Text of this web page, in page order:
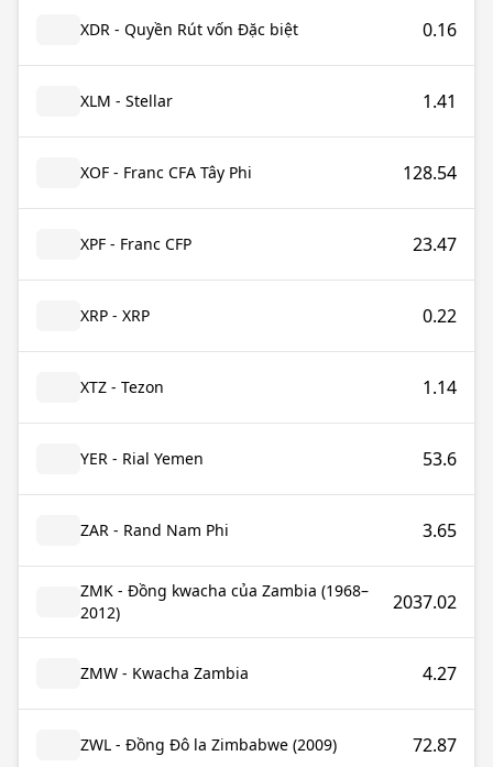
XDR - Quyền Rút vốn Đặc biệt 0.16
XLM - Stellar 1.41
XOF - Franc CFA Tây Phi 128.54
XPF - Franc CFP 23.47
XRP - XRP 0.22
XTZ - Tezon 1.14
YER - Rial Yemen 53.6
ZAR - Rand Nam Phi 3.65
ZMK - Đồng kwacha của Zambia (1968–
2012)
2037.02
ZMW - Kwacha Zambia 4.27
ZWL - Đồng Đô la Zimbabwe (2009) 72.87